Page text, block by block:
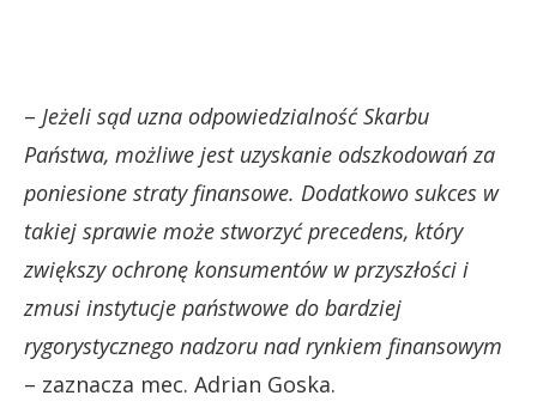
– Jeżeli sąd uzna odpowiedzialność Skarbu
Państwa, możliwe jest uzyskanie odszkodowań za
poniesione straty finansowe. Dodatkowo sukces w
takiej sprawie może stworzyć precedens, który
zwiększy ochronę konsumentów w przyszłości i
zmusi instytucje państwowe do bardziej
rygorystycznego nadzoru nad rynkiem finansowym
– zaznacza mec. Adrian Goska.